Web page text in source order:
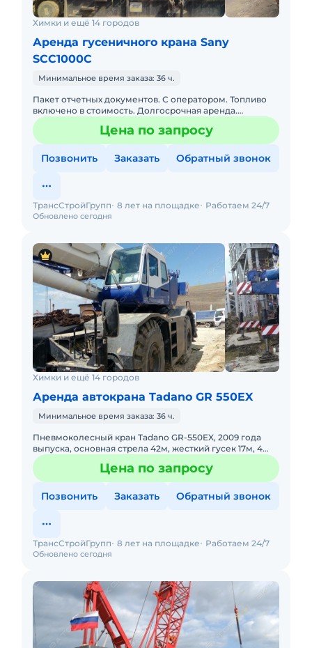
Химки и ещё 14 городов
Аренда гусеничного крана Sany
SCC1000C
Минимальное время заказа: 36 ч.
Пакет отчетных документов. С оператором. Топливо
включено в стоимость. Долгосрочная аренда.
Собственник.Техника находится в Саратове, доступна к
длительному закЦена по запросу
Позвонить Заказать Обратный звонок
Обновлено сегодня
ТрансСтройГрупп 8 лет на площадке Работаем 24/7
Химки и ещё 14 городов
Аренда автокрана Tadano GR 550EX
Минимальное время заказа: 36 ч.
Пневмоколесный кран Tadano GR-550EX, 2009 года
выпуска, основная стрела 42м, жесткий гусек 17м, 4
WD, короткая база. Не габарит. Передвижение по
дорогам общегоЦена по запросу
Позвонить Заказать Обратный звонок
Обновлено сегодня
ТрансСтройГрупп 8 лет на площадке Работаем 24/7